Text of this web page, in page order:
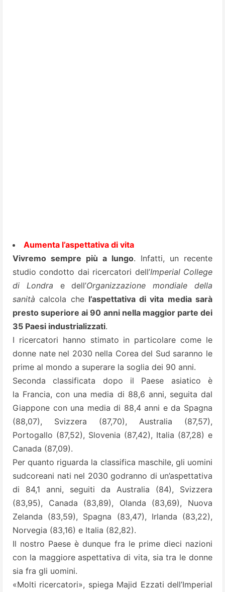
Aumenta l’aspettativa di vita
Vivremo sempre più a lungo. Infatti, un recente
studio condotto dai ricercatori dell’Imperial College
di Londra e dell’Organizzazione mondiale della
sanità calcola che l’aspettativa di vita media sarà
presto superiore ai 90 anni nella maggior parte dei
35 Paesi industrializzati.
I ricercatori hanno stimato in particolare come le
donne nate nel 2030 nella Corea del Sud saranno le
prime al mondo a superare la soglia dei 90 anni.
Seconda classificata dopo il Paese asiatico è
la Francia, con una media di 88,6 anni, seguita dal
Giappone con una media di 88,4 anni e da Spagna
(88,07), Svizzera (87,70), Australia (87,57),
Portogallo (87,52), Slovenia (87,42), Italia (87,28) e
Canada (87,09).
Per quanto riguarda la classifica maschile, gli uomini
sudcoreani nati nel 2030 godranno di un’aspettativa
di 84,1 anni, seguiti da Australia (84), Svizzera
(83,95), Canada (83,89), Olanda (83,69), Nuova
Zelanda (83,59), Spagna (83,47), Irlanda (83,22),
Norvegia (83,16) e Italia (82,82).
Il nostro Paese è dunque fra le prime dieci nazioni
con la maggiore aspettativa di vita, sia tra le donne
sia fra gli uomini.
«Molti ricercatori», spiega Majid Ezzati dell’Imperial